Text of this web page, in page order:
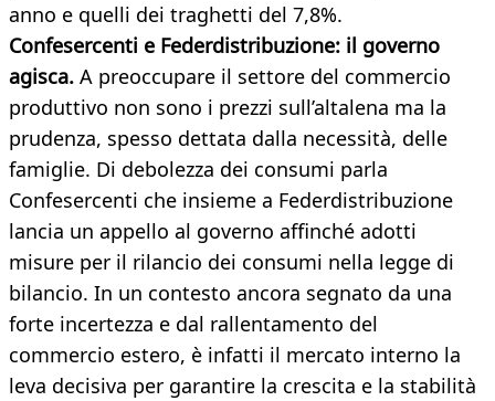
anno e quelli dei traghetti del 7,8%.
Confesercenti e Federdistribuzione: il governo
agisca. A preoccupare il settore del commercio
produttivo non sono i prezzi sull’altalena ma la
prudenza, spesso dettata dalla necessità, delle
famiglie. Di debolezza dei consumi parla
Confesercenti che insieme a Federdistribuzione
lancia un appello al governo affinché adotti
misure per il rilancio dei consumi nella legge di
bilancio. In un contesto ancora segnato da una
forte incertezza e dal rallentamento del
commercio estero, è infatti il mercato interno la
leva decisiva per garantire la crescita e la stabilità